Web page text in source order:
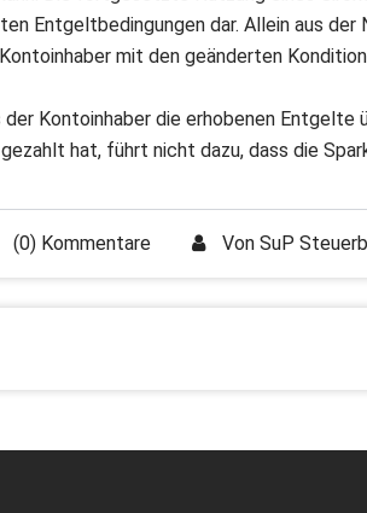
Entgeltbedingungen dar. Allein aus
mit den geänderten
Kontoinhaber die erhobenen Entgelte
hat, führt nicht dazu, dass die
(0) Kommentare Von SuP